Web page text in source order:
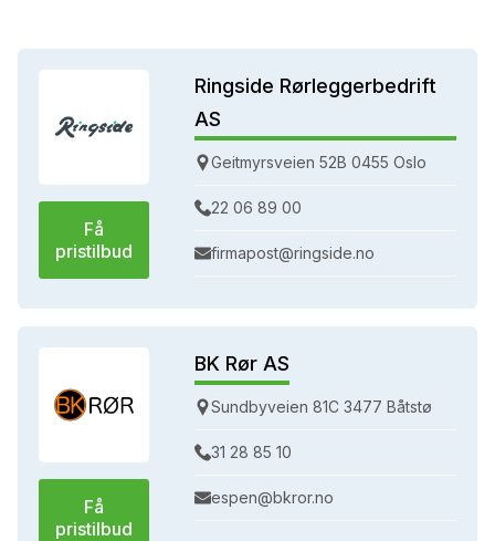
Få
pristilbud
Ringside Rørleggerbedrift
AS
Geitmyrsveien 52B 0455 Oslo
22 06 89 00
firmapost@ringside.no
Få
pristilbud
BK Rør AS
Sundbyveien 81C 3477 Båtstø
31 28 85 10
espen@bkror.no